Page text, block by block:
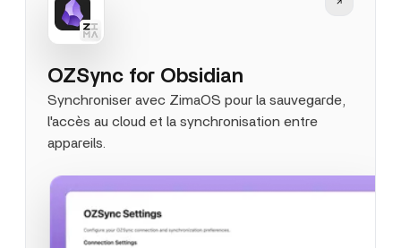
OZSync for Obsidian
Synchroniser avec ZimaOS pour la sauvegarde,
l'accès au cloud et la synchronisation entre
appareils.